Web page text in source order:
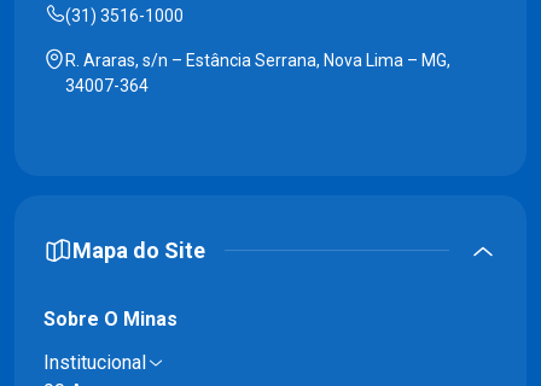
(31) 3516-1000
R. Araras, s/n – Estância Serrana, Nova Lima – MG,
34007-364
Mapa do Site
Sobre O Minas
Institucional